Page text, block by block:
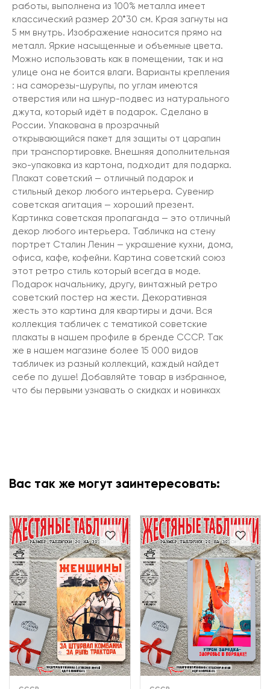
работы, выполнена из 100% металла имеет
классический размер 20*30 см. Края загнуты на
5 мм внутрь. Изображение наносится прямо на
металл. Яркие насыщенные и объемные цвета.
Можно использовать как в помещении, так и на
улице она не боится влаги. Варианты крепления
: на саморезы-шурупы, по углам имеются
отверстия или на шнур-подвес из натурального
джута, который идёт в подарок. Сделано в
России. Упакована в прозрачный
открывающийся пакет для защиты от царапин
при транспортировке. Внешняя дополнительная
эко-упаковка из картона, подходит для подарка.
Плакат советский — отличный подарок и
стильный декор любого интерьера. Сувенир
советская агитация — хороший презент.
Картинка советская пропаганда — это отличный
декор любого интерьера. Табличка на стену
портрет Сталин Ленин — украшение кухни, дома,
офиса, кафе, кофейни. Картина советский союз
этот ретро стиль который всегда в моде.
Подарок начальнику, другу, винтажный ретро
советский постер на жести. Декоративная
жесть это картина для квартиры и дачи. Вся
коллекция табличек с тематикой советские
плакаты в нашем профиле в бренде СССР. Так
же в нашем магазине более 15 000 видов
табличек из разный коллекций, каждый найдет
себе по душе! Добавляйте товар в избранное,
что бы первыми узнавать о скидках и новинках
Вас так же могут заинтересовать: